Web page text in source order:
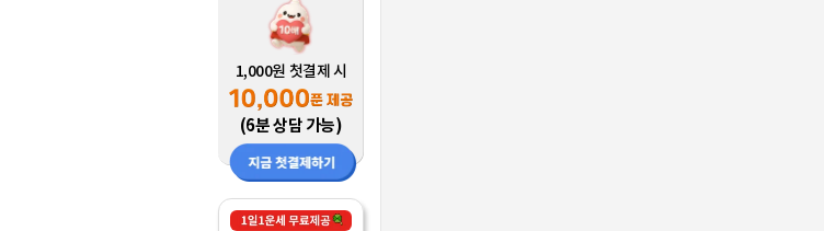
1,000원 첫결제 시
(6분 상담 가능)